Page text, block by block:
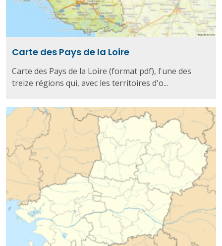
Carte des Pays de la Loire
Carte des Pays de la Loire (format pdf), l'une des
treize régions qui, avec les territoires d'o...